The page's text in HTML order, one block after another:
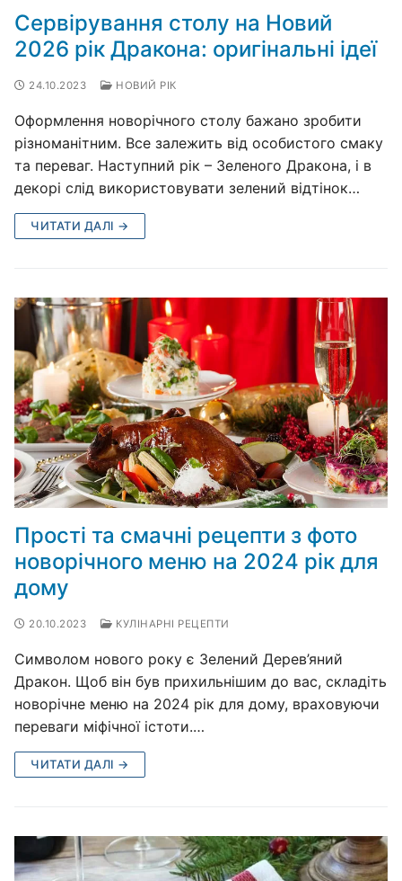
Сервірування столу на Новий
2026 рік Дракона: оригінальні ідеї
24.10.2023 НОВИЙ РІК
Оформлення новорічного столу бажано зробити
різноманітним. Все залежить від особистого смаку
та переваг. Наступний рік – Зеленого Дракона, і в
декорі слід використовувати зелений відтінок…
ЧИТАТИ ДАЛІ →
Прості та смачні рецепти з фото
новорічного меню на 2024 рік для
дому
20.10.2023 КУЛІНАРНІ РЕЦЕПТИ
Символом нового року є Зелений Дерев’яний
Дракон. Щоб він був прихильнішим до вас, складіть
новорічне меню на 2024 рік для дому, враховуючи
переваги міфічної істоти.…
ЧИТАТИ ДАЛІ →